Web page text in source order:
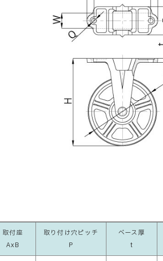
取付座
AxB
取り付け穴ピッチ
P
ベース厚
t